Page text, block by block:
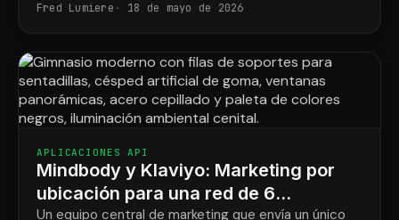
finalmente coincidirán con lo que cada estudiante ha
reservado.
Fred Lumiere 18 de mayo de 2026
APLICACIONES API
Mindbody y Klaviyo: Marketing por
ubicación para una red de 6
Un equipo central de marketing que envía un único